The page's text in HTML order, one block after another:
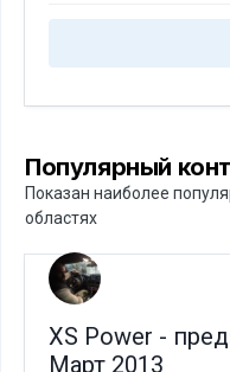
Популярный
Показан наиболее
областях
XS Power -
Март 2013